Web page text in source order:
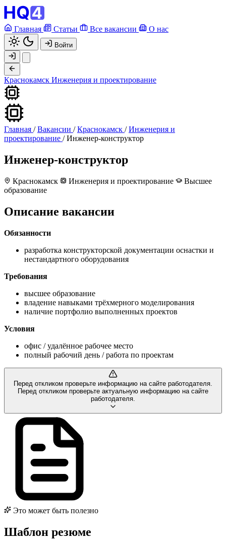
Главная Статьи Все вакансии О нас
Войти
Краснокамск Инженерия и проектирование
Главная / Вакансии / Краснокамск / Инженерия и
проектирование / Инженер-конструктор
Инженер-конструктор
Краснокамск Инженерия и проектирование
Высшее
образование
Описание вакансии
Обязанности
разработка конструкторской документации оснастки и
нестандартного оборудования
Требования
высшее образование
владение навыками трёхмерного моделирования
наличие портфолио выполненных проектов
Условия
офис / удалённое рабочее место
полный рабочий день / работа по проектам
Перед откликом проверьте информацию на сайте работодателя.
Перед откликом проверьте актуальную информацию на сайте
работодателя.
Это может быть полезно
Шаблон резюме